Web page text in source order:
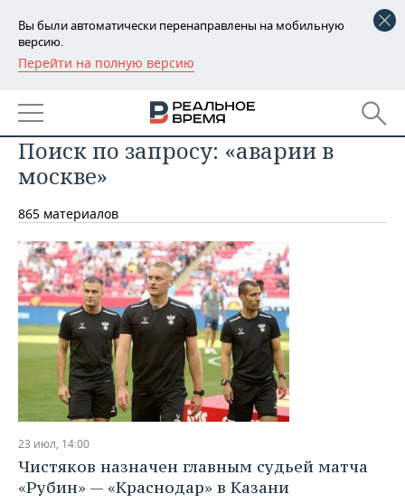
Вы были автоматически перенаправлены на мобильную
версию.
Перейти на полную версию
РЕГИОНЫ
БАШКОРТОСТАН
ТАТАРСТАН
УДМУРТИЯ
НОВОСТИ
АНАЛИТИКА
НОВОСТИ АНАЛИТИКИ
КОРОЛИ ГОСЗАКАЗА ПФО
ВУЗЫ ТАТАРСТАНА
КОМУ ПРИНАДЛЕЖАТ
ТОРГОВЫЕ ЦЕНТРЫ
ТАТАРСТАНА
ЭКОНОМИКА
ФИНАНСЫ
БАНКИ
БЮДЖЕТ
ИНВЕСТИЦИИ
НОВОСТИ
ПРОМЫШЛЕННОСТИ
АГРОПРОМ
МАШИНОСТРОЕНИЕ
НЕФТЕХИМИЯ
НЕФТЬ
ОПК
НЕДВИЖИМОСТЬ
НОВОСТИ НЕДВИЖИМОСТИ
АВТО
НОВОСТИ АВТО
БИЗНЕС
НОВОСТИ БИЗНЕСА
РОЗНИЧНАЯ ТОРГОВЛЯ
ТРАНСПОРТ
ТЕХНОЛОГИИ
НОВОСТИ ТЕХНОЛОГИЙ
IT
МЕРОПРИЯТИЯ
НОВОСТИ МЕРОПРИЯТИЙ
СПОРТ
Поиск по запросу: «аварии в
москве»
865 материалов
23 июл, 14:00
Чистяков назначен главным судьей матча
«Рубин» — «Краснодар» в Казани